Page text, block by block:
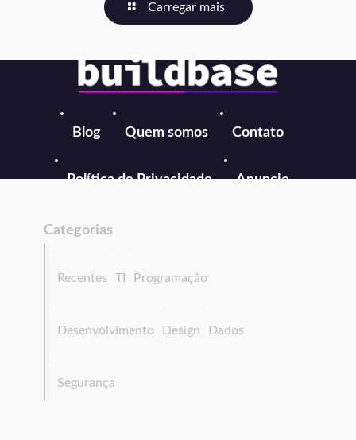
Carregar mais
Blog Quem somos Contato
Política de Privacidade Anuncie
Categorias
Recentes TI Programação
Desenvolvimento Design Dados
Segurança